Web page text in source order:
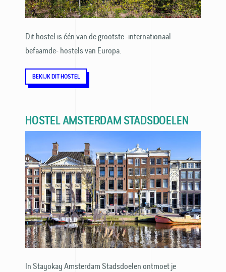
Dit hostel is één van de grootste -internationaal
befaamde- hostels van Europa.
BEKIJK DIT HOSTEL
HOSTEL AMSTERDAM STADSDOELEN
In Stayokay Amsterdam Stadsdoelen ontmoet je